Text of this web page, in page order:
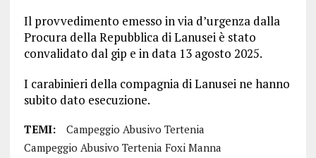
Il provvedimento emesso in via d’urgenza dalla
Procura della Repubblica di Lanusei è stato
convalidato dal gip e in data 13 agosto 2025.
I carabinieri della compagnia di Lanusei ne hanno
subito dato esecuzione.
TEMI:
Campeggio Abusivo Tertenia
Campeggio Abusivo Tertenia Foxi Manna